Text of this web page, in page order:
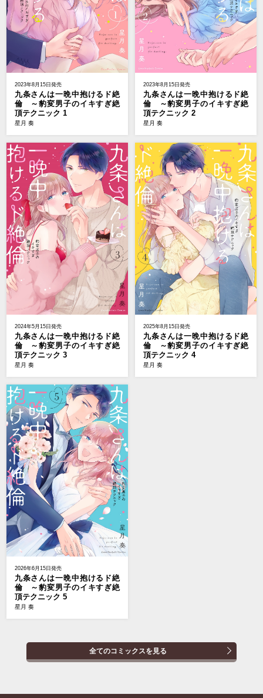
2023年8月15日発売
九条さんは一晩中抱けるド絶
倫 ～豹変男子のイキすぎ絶
頂テクニック 1
星月 奏
2023年8月15日発売
九条さんは一晩中抱けるド絶
倫 ～豹変男子のイキすぎ絶
頂テクニック 2
星月 奏
2024年5月15日発売
九条さんは一晩中抱けるド絶
倫 ～豹変男子のイキすぎ絶
頂テクニック 3
星月 奏
2025年8月15日発売
九条さんは一晩中抱けるド絶
倫 ～豹変男子のイキすぎ絶
頂テクニック 4
星月 奏
2026年6月15日発売
九条さんは一晩中抱けるド絶
倫 ～豹変男子のイキすぎ絶
頂テクニック 5
星月 奏
全てのコミックスを見る